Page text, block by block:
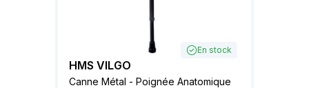
En stock
HMS VILGO
Canne Métal - Poignée Anatomique